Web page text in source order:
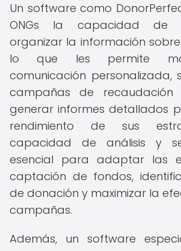
Un software como
ONGs la capacidad de
organizar la información
lo que les permite
comunicación personalizada,
campañas de
generar informes detallados
rendimiento de sus
capacidad de análisis y
esencial para adaptar las
captación de fondos,
de donación y maximizar la
campañas.
Además, un software